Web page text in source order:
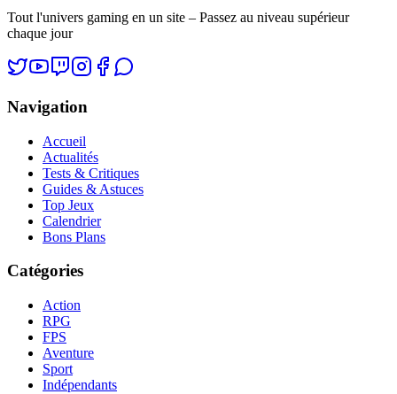
Tout l'univers gaming en un site – Passez au niveau supérieur
chaque jour
Navigation
Accueil
Actualités
Tests & Critiques
Guides & Astuces
Top Jeux
Calendrier
Bons Plans
Catégories
Action
RPG
FPS
Aventure
Sport
Indépendants